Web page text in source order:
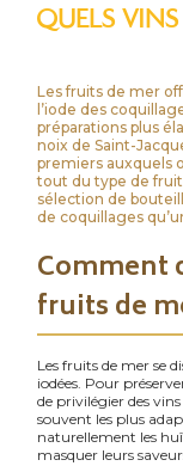
QUELS
Les fruits de mer
l’iode des
préparations plus
noix de Saint-
premiers auxquels
tout du type de
sélection de
de coquillages
Comment
fruits de
Les fruits de mer se
iodées. Pour
de privilégier des
souvent les plus
naturellement les
masquer leurs